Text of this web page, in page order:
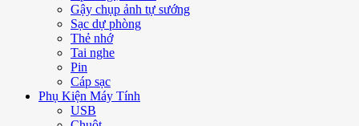
Gậy chụp ảnh tự sướng
Sạc dự phòng
Thẻ nhớ
Tai nghe
Pin
Cáp sạc
Phụ Kiện Máy Tính
USB